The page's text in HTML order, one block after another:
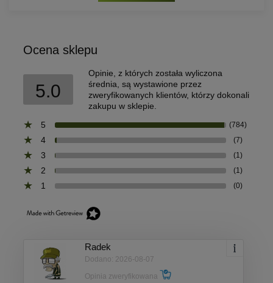
Ocena sklepu
5.0
Opinie, z których została wyliczona
średnia, są wystawione przez
zweryfikowanych klientów, którzy dokonali
zakupu w sklepie.
5
(784)
4 (7)
3 (1)
2 (1)
1 (0)
Radek
Dodano: 2026-08-07
Opinia zweryfikowana